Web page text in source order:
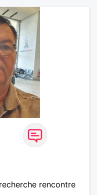
les fous rires
veulent,
plaisir de faire
rencontre